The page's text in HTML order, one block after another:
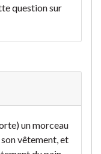
question sur
un morceau
vêtement, et